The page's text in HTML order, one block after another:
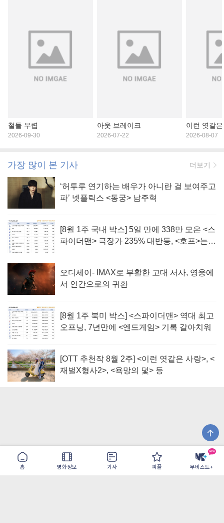
홈 영화정보 기사 피플 무비스트+
철들 무렵
2026-09-30
아웃 브레이크
2026-07-22
이런 엿같
2026-08-07
가장 많이 본 기사 더보기
‘허투루 연기하는 배우가 아니란 걸 보여주고
파’ 넷플릭스 <동궁> 남주혁
[8월 1주 국내 박스] 5일 만에 338만 모은 <스
파이더맨> 극장가 235% 대반등, <호프>는
오디세이- IMAX로 부활한 고대 서사, 영웅에
서 인간으로의 귀환
[8월 1주 북미 박스] <스파이더맨> 역대 최고
오프닝, 7년만에 <엔드게임> 기록 갈아치워
[OTT 추천작 8월 2주] <이런 엿같은 사랑>, <
재벌X형사2>, <욕망의 덫> 등